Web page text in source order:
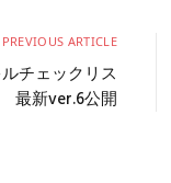
PREVIOUS ARTICLE
チェックリス
最新ver.6公開